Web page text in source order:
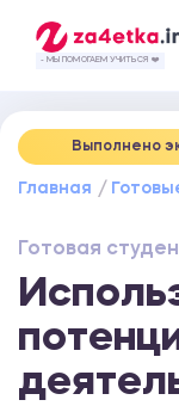
- МЫ ПОМОГАЕМ УЧИТЬСЯ ❤️
Выполнено
Главная
Готовая